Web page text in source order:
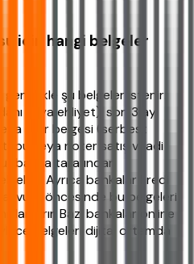
için hangi belgeler
genellikle şu belgeler istenir:
veya ehliyet), son 3 ayı
gelir belgesi (serbest
tapu veya noter satış vaadi
(banka tarafından
Ayrıca bankalar kredi
öncesinde bu belgeleri
Bazı bankalar online
belgeleri dijital ortamda